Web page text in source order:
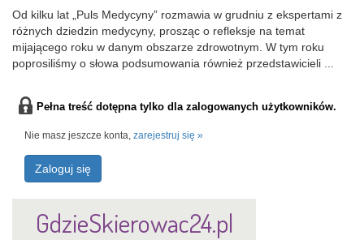
Od kilku lat „Puls Medycyny” rozmawia w grudniu z ekspertami z
różnych dziedzin medycyny, prosząc o refleksje na temat
mijającego roku w danym obszarze zdrowotnym. W tym roku
poprosiliśmy o słowa podsumowania również przedstawicieli ...
Pełna treść dotępna tylko dla zalogowanych użytkowników.
Nie masz jeszcze konta, zarejestruj się »
Zaloguj się
GdzieSkierowac24.pl